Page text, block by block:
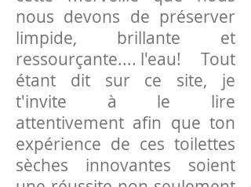
nous devons de préserver
limpide, brillante et
ressourçante.... l'eau! Tout
étant dit sur ce site, je
t'invite à le lire
attentivement afin que ton
expérience de ces toilettes
sèches innovantes soient